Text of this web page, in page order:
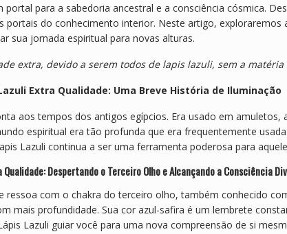
para a sabedoria ancestral e a consciência cósmica.
do conhecimento interior. Neste artigo,
sua jornada espiritual para novas alturas.
extra, devido a serem todos de lapis lazuli, sem a matéria
Extra Qualidade: Uma Breve História de Iluminação
aos tempos dos antigos egípcios. Era usado em
espiritual era tão profunda que era frequentemente
Lazuli continua a ser uma ferramenta poderosa para
Despertando o Terceiro Olho e Alcançando a Consciência
ressoa com o chakra do terceiro olho, também conhecido
mais profundidade. Sua cor azul-safira é um lembrete
Lazuli guiar você para uma nova compreensão de si